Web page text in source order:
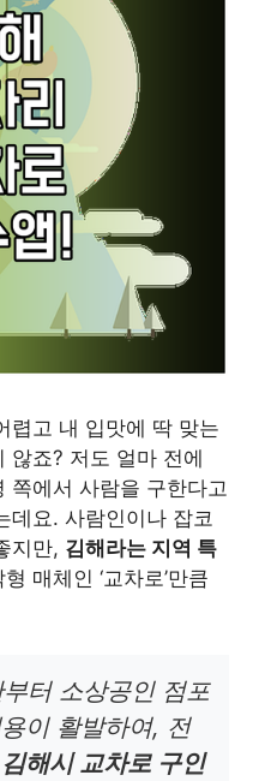
렵고 내 입맛에 딱 맞는
않죠? 저도 얼마 전에
쪽에서 사람을 구한다고
데요. 사람인이나 잡코
지만, 김해라는 지역 특
매체인 ‘교차로’만큼
터 소상공인 점포
이 활발하여, 전
김해시 교차로 구인